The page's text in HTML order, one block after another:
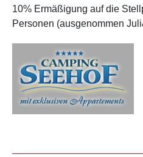
10% Ermäßigung auf die
Personen (ausgenommen